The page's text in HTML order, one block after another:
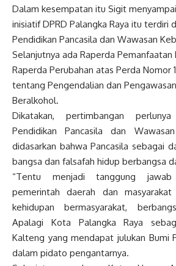
Dalam kesempatan itu Sigit
inisiatif DPRD Palangka Raya itu terdiri
Pendidikan Pancasila dan Wawasan
Selanjutnya ada Raperda Pemanfaatan
Raperda Perubahan atas Perda Nomor
tentang Pengendalian dan
Beralkohol.
Dikatakan, pertimbangan
Pendidikan Pancasila dan
didasarkan bahwa Pancasila sebagai
bangsa dan falsafah hidup berbangsa
“Tentu menjadi tanggung
pemerintah daerah dan
kehidupan bermasyarakat,
Apalagi Kota Palangka Raya
Kalteng yang mendapat julukan Bumi
dalam pidato pengantarnya.